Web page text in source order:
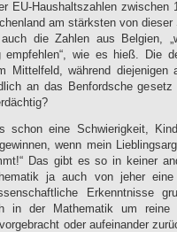
EU-Haushaltszahlen zwischen
am stärksten von
die Zahlen aus Belgien,
empfehlen“, wie es hieß. Die
Mittelfeld, während diejenigen
an das Benfordsche
schon eine Schwierigkeit,
wenn mein
Das gibt es so in keiner
ja auch von jeher eine
Erkenntnisse
in der Mathematik um reine
oder aufeinander